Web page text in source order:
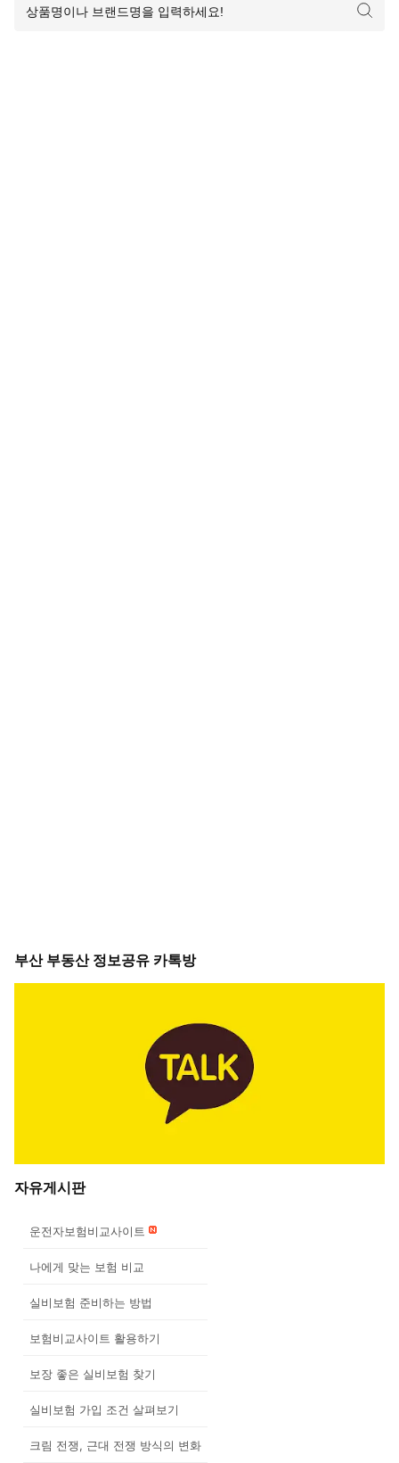
부산 부동산 정보공유 카톡방
자유게시판
운전자보험비교사이트
나에게 맞는 보험 비교
실비보험 준비하는 방법
보험비교사이트 활용하기
보장 좋은 실비보험 찾기
실비보험 가입 조건 살펴보기
크림 전쟁, 근대 전쟁 방식의 변화